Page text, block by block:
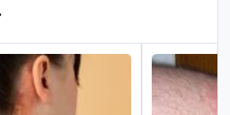
Karussell-Folie
Karussell-Folie
und an der Hand